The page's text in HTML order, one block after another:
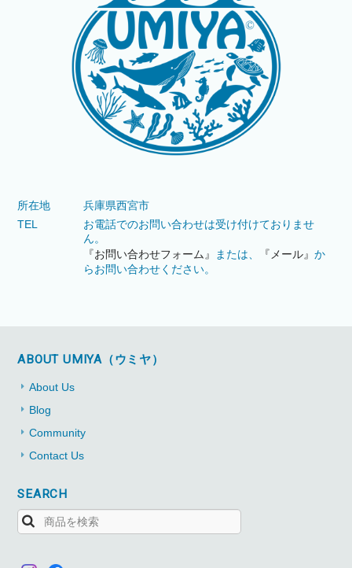
所在地
兵庫県西宮市
TEL
お電話でのお問い合わせは受け付けておりませ
ん。
『お問い合わせフォーム』 または、 『メール』か
らお問い合わせください。
ABOUT UMIYA（ウミヤ）
About Us
Blog
Community
Contact Us
SEARCH